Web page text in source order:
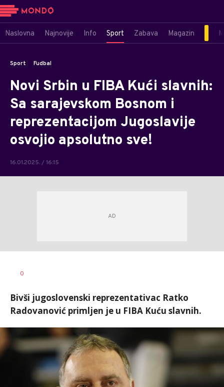
Naslovna Najnovije Info Sport Zabava Magazin
Sport Fudbal
Novi Srbin u FIBA Kući slavnih:
Sa sarajevskom Bosnom i
reprezentacijom Jugoslavije
osvojio apsolutno sve!
16.01.2025. / 16:15
AUTOR
0
Bivši jugoslovenski reprezentativac Ratko
Radovanović primljen je u FIBA Kuću slavnih.